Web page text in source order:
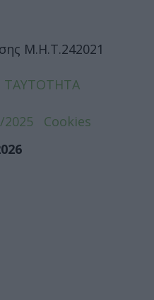
Μ.Η.Τ.242021
ΤΑΥΤΟΤΗΤΑ
2025
Cookies